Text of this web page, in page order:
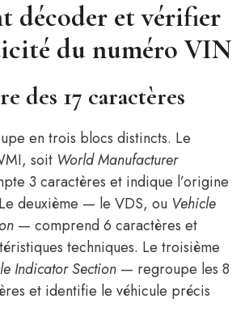
décoder et vérifier
du numéro VIN
des 17 caractères
en trois blocs distincts. Le
soit World Manufacturer
3 caractères et indique l’origine
deuxième — le VDS, ou Vehicle
— comprend 6 caractères et
techniques. Le troisième
Indicator Section — regroupe les 8
et identifie le véhicule précis